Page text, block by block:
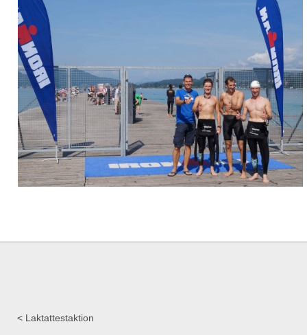
Laktattestaktion